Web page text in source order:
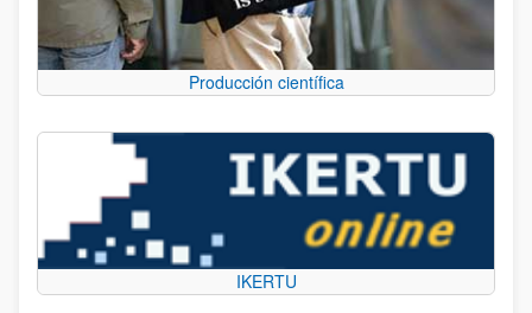
Producción científica
IKERTU